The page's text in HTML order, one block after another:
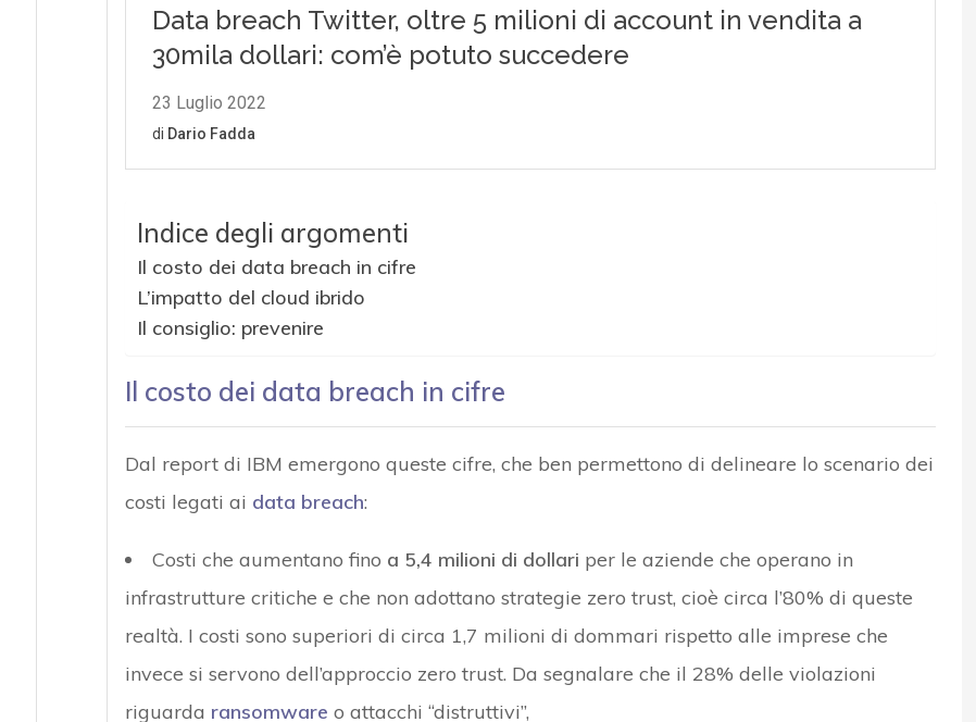
Indice degli argomenti
Il costo dei data breach in cifre
L’impatto del cloud ibrido
Il consiglio: prevenire
Il costo dei data breach in cifre
Dal report di IBM emergono queste cifre, che ben permettono di delineare lo scenario dei
costi legati ai data breach:
Costi che aumentano fino a 5,4 milioni di dollari per le aziende che operano in
infrastrutture critiche e che non adottano strategie zero trust, cioè circa l’80% di queste
realtà. I costi sono superiori di circa 1,7 milioni di dommari rispetto alle imprese che
invece si servono dell’approccio zero trust. Da segnalare che il 28% delle violazioni
riguarda ransomware o attacchi “distruttivi”,